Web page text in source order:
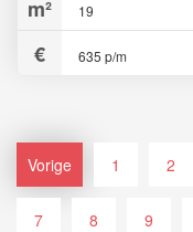
19
635 p/m
Vorige 1 2
7 8 9